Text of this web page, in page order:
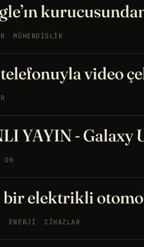
MÜHENDISLIK
video
YAYIN - Galaxy
DK
bir elektrikli
ENERJI CIHAZLAR